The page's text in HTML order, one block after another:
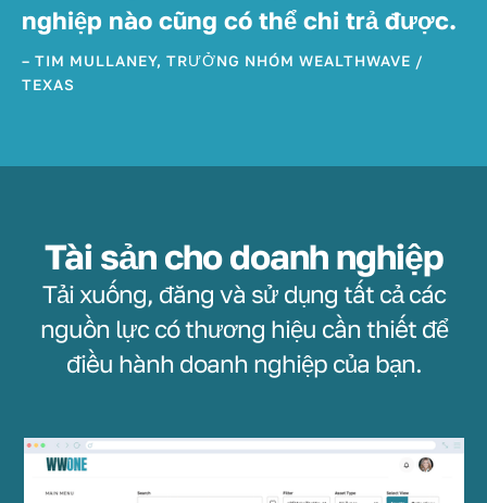
nghiệp nào cũng có thể chi trả được.
– TIM MULLANEY, TRƯỞNG NHÓM WEALTHWAVE /
TEXAS
Tài sản cho doanh nghiệp
Tải xuống, đăng và sử dụng tất cả các
nguồn lực có thương hiệu cần thiết để
điều hành doanh nghiệp của bạn.